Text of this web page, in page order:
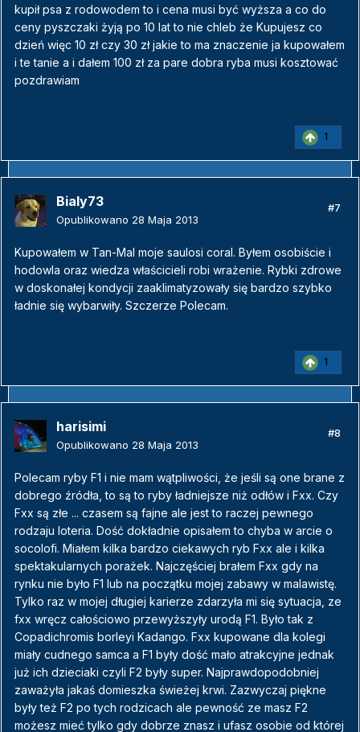
kupił psa z rodowodem to i cena musi być wyższa a co do
ceny pyszczaki żyją po 10 lat to nie chleb że Kupujesz co
dzień więc 10 zł czy 30 zł jakie to ma znaczenie ja kupowałem
i te tanie a i dałem 100 zł za pare dobra ryba musi kosztować
pozdrawiam
1
Bialy73
Opublikowano 28 Maja 2013
#7
Kupowałem w Tan-Mal moje saulosi coral. Byłem osobiście i
hodowla oraz wiedza właścicieli robi wrażenie. Rybki zdrowe
w doskonałej kondycji zaaklimatyzowały się bardzo szybko
ładnie się wybarwiły. Szczerze Polecam.
1
harisimi
Opublikowano 28 Maja 2013
#8
Polecam ryby F1 i nie mam wątpliwości, że jeśli są one brane z
dobrego źródła, to są to ryby ładniejsze niż odłów i Fxx. Czy
Fxx są złe ... czasem są fajne ale jest to raczej pewnego
rodzaju loteria. Dość dokładnie opisałem to chyba w arcie o
socolofi. Miałem kilka bardzo ciekawych ryb Fxx ale i kilka
spektakularnych porażek. Najczęściej brałem Fxx gdy na
rynku nie było F1 lub na początku mojej zabawy w malawistę.
Tylko raz w mojej długiej karierze zdarzyła mi się sytuacja, ze
fxx wręcz całościowo przewyższyły urodą F1. Było tak z
Copadichromis borleyi Kadango. Fxx kupowane dla kolegi
miały cudnego samca a F1 były dość mało atrakcyjne jednak
już ich dzieciaki czyli F2 były super. Najprawdopodobniej
zaważyła jakaś domieszka świeżej krwi. Zazwyczaj piękne
były też F2 po tych rodzicach ale pewność ze masz F2
możesz mieć tylko gdy dobrze znasz i ufasz osobie od której